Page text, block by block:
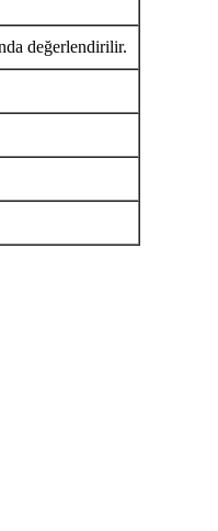
değerlendirilir.